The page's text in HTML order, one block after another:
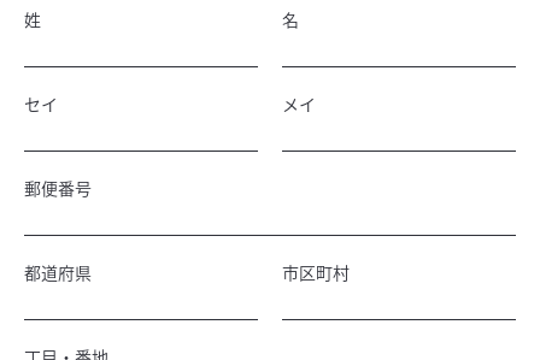
姓 名
セイ メイ
郵便番号
都道府県 市区町村